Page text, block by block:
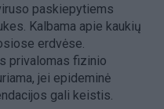
paskiepytiems
Kalbama apie kaukių
erdvėse.
privalomas fizinio
jei epideminė
gali keistis.